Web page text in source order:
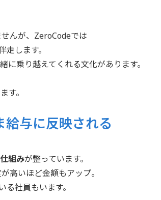
んが、ZeroCodeでは
します。
乗り越えてくれる文化があります。
す。
与に反映される
組みが整っています。
高いほど金額もアップ。
社員もいます。